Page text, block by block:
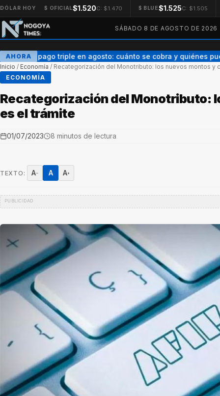
DÓLAR HOY $ OFICIAL$1.520C: $1.470 $ BLUE$1.525C: $1.505
SÁBADO 8 DE AGOSTO DE 2026
AHORA
AUH con pago triple en agosto: cuánto se cobra y quiénes
Inicio / Economía / Recategorización del Monotributo: los nuevos montos y
ECONOMÍA
Recategorización del Monotributo:
es el trámite
01/07/2023 8 minutos de lectura
TEXTO: A− A A+